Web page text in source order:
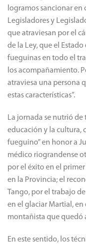
logramos sancionar
Legisladores y
que atraviesan por el
de la Ley, que el
fueguinas en todo el
los acompañamiento.
atraviesa una persona
estas características”.
La jornada se nutrió de
educación y la cultura,
fueguino” en honor a
médico riograndense
por el éxito en el
en la Provincia; el
Tango, por el trabajo
en el glaciar Martial, en
montañista que quedó
En este sentido, los